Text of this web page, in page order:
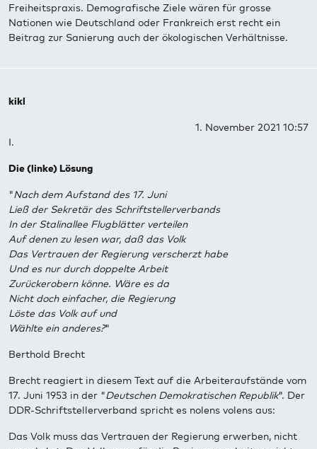
Freiheitspraxis. Demografische Ziele wären für grosse
Nationen wie Deutschland oder Frankreich erst recht ein
Beitrag zur Sanierung auch der ökologischen Verhältnisse.
kikl
1. November 2021 10:57
I.
Die (linke) Lösung
"Nach dem Aufstand des 17. Juni
Ließ der Sekretär des Schriftstellerverbands
In der Stalinallee Flugblätter verteilen
Auf denen zu lesen war, daß das Volk
Das Vertrauen der Regierung verscherzt habe
Und es nur durch doppelte Arbeit
Zurückerobern könne. Wäre es da
Nicht doch einfacher, die Regierung
Löste das Volk auf und
Wählte ein anderes?"
Berthold Brecht
Brecht reagiert in diesem Text auf die Arbeiteraufstände vom
17. Juni 1953 in der "Deutschen Demokratischen Republik". Der
DDR-Schriftstellerverband spricht es nolens volens aus:
Das Volk muss das Vertrauen der Regierung erwerben, nicht